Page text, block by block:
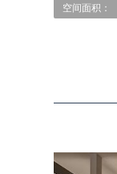
空间面积：